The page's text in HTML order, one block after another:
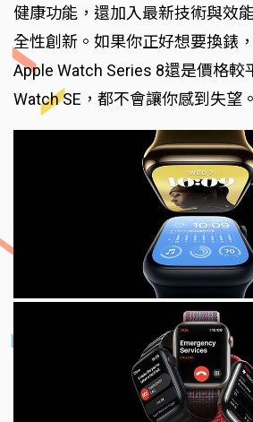
健康功能，還加入最新技術與效
全性創新。如果你正好想要換錶
Apple Watch Series 8還是價格較
Watch SE，都不會讓你感到失望。